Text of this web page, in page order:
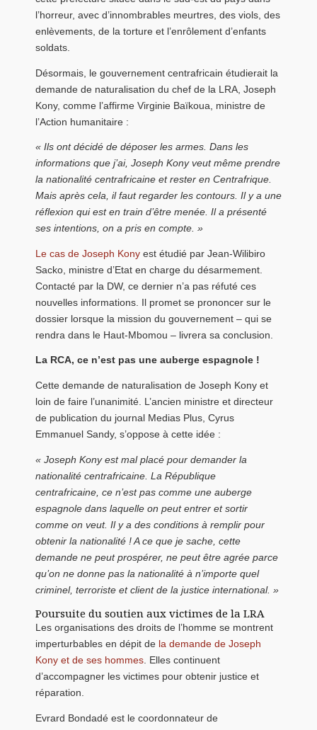
l’horreur, avec d’innombrables meurtres, des viols, des
enlèvements, de la torture et l’enrôlement d’enfants
soldats.
Désormais, le gouvernement centrafricain étudierait la
demande de naturalisation du chef de la LRA, Joseph
Kony, comme l’affirme Virginie Baïkoua, ministre de
l’Action humanitaire :
« Ils ont décidé de déposer les armes. Dans les
informations que j’ai, Joseph Kony veut même prendre
la nationalité centrafricaine et rester en Centrafrique.
Mais après cela, il faut regarder les contours. Il y a une
réflexion qui est en train d’être menée. Il a présenté
ses intentions, on a pris en compte. »
Le cas de Joseph Kony est étudié par Jean-Wilibiro
Sacko, ministre d’Etat en charge du désarmement.
Contacté par la DW, ce dernier n’a pas réfuté ces
nouvelles informations. Il promet se prononcer sur le
dossier lorsque la mission du gouvernement – qui se
rendra dans le Haut-Mbomou – livrera sa conclusion.
La RCA, ce n’est pas une auberge espagnole !
Cette demande de naturalisation de Joseph Kony et
loin de faire l’unanimité. L’ancien ministre et directeur
de publication du journal Medias Plus, Cyrus
Emmanuel Sandy, s’oppose à cette idée :
« Joseph Kony est mal placé pour demander la
nationalité centrafricaine. La République
centrafricaine, ce n’est pas comme une auberge
espagnole dans laquelle on peut entrer et sortir
comme on veut. Il y a des conditions à remplir pour
obtenir la nationalité ! A ce que je sache, cette
demande ne peut prospérer, ne peut être agrée parce
qu’on ne donne pas la nationalité à n’importe quel
criminel, terroriste et client de la justice international. »
Poursuite du soutien aux victimes de la LRA
Les organisations des droits de l’homme se montrent
imperturbables en dépit de la demande de Joseph
Kony et de ses hommes. Elles continuent
d’accompagner les victimes pour obtenir justice et
réparation.
Evrard Bondadé est le coordonnateur de